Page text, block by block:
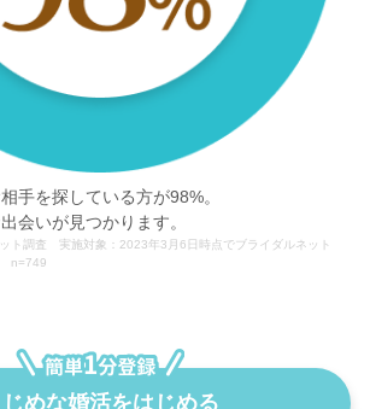
手を探している方が98%。
会いが見つかります。
ト調査 実施対象：2023年3月6日時点でブライダルネット
n=749
じめな婚活をはじめる